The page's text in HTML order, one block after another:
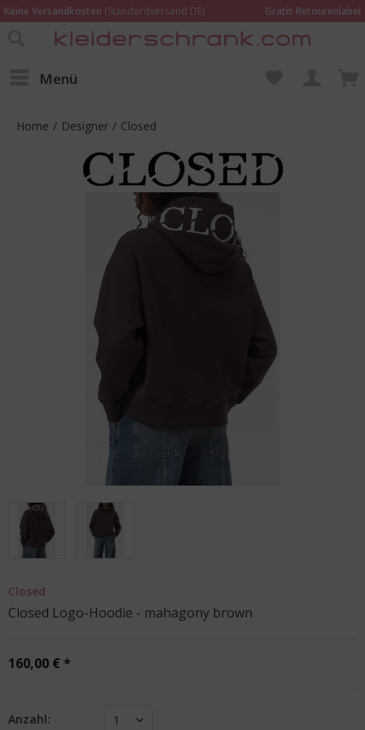
Keine Versandkosten (Standardversand DE)
Gratis Retourenlabel
Online bestellen – im Geschäft in Kempen anprobieren und beraten lassen
Menü
Home / Designer / Closed
Closed
Closed Logo-Hoodie - mahagony brown
160,00 € *
Anzahl: 1